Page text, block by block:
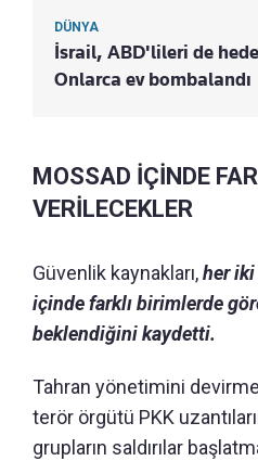
DÜNYA
İsrail, ABD'lileri de
Onlarca ev bombalandı
MOSSAD İÇİNDE
VERİLECEKLER
Güvenlik kaynakları,her
içinde farklı birimlerde
beklendiğini kaydetti.
Tahran yönetimini
terör örgütü PKK
grupların saldırılar